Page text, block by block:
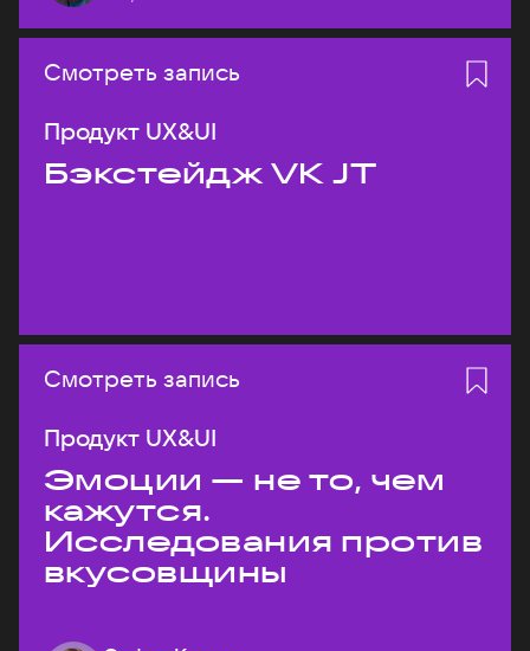
Смотреть запись
Продукт UX&UI
Бэкстейдж VK JT
Смотреть запись
Продукт UX&UI
Эмоции — не то, чем
кажутся.
Исследования против
вкусовщины